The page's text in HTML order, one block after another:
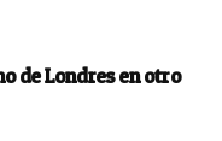
de Londres en otro